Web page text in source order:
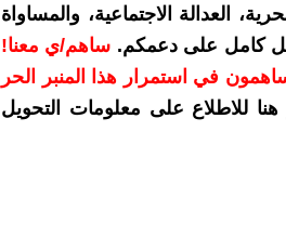
العدالة الاجتماعية، والمساواة
كامل على دعمكم. ساهم/ي معنا!
تساهمون في استمرار هذا المنبر الحر
هنا للاطلاع على معلومات التحويل